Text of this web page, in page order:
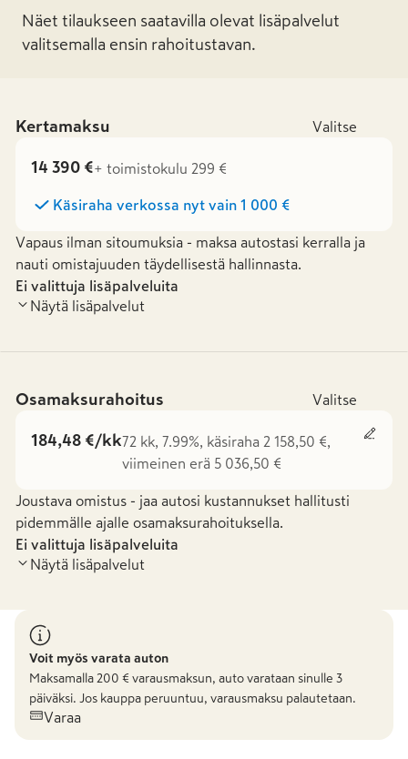
Näet tilaukseen saatavilla olevat lisäpalvelut
valitsemalla ensin rahoitustavan.
Kertamaksu Valitse
14 390 €+ toimistokulu 299 €
Käsiraha verkossa nyt vain 1 000 €
Vapaus ilman sitoumuksia - maksa autostasi kerralla ja
nauti omistajuuden täydellisestä hallinnasta.
Ei valittuja lisäpalveluita
Näytä lisäpalvelut
Osamaksurahoitus Valitse
184,48 €/kk72 kk, 7.99%, käsiraha 2 158,50 €,
viimeinen erä 5 036,50 €
Joustava omistus - jaa autosi kustannukset hallitusti
pidemmälle ajalle osamaksurahoituksella.
Ei valittuja lisäpalveluita
Näytä lisäpalvelut
Voit myös varata auton
Maksamalla 200 € varausmaksun, auto varataan sinulle 3
päiväksi. Jos kauppa peruuntuu, varausmaksu palautetaan.
Varaa